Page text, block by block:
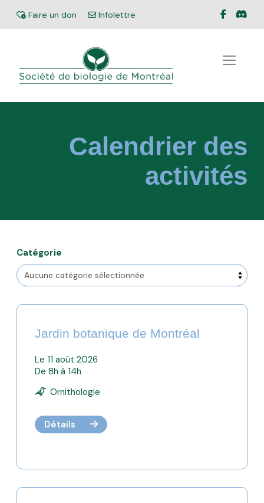
Don
Faire un don Infolettre
Infolettre Facebook
Calendrier des
activités
Catégorie
Jardin botanique de Montréal
Le 11 août 2026
De 8h à 14h
Ornithologie
Détails